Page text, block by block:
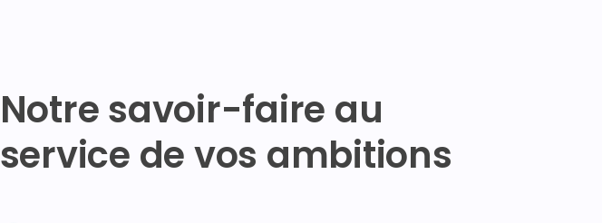
Notre savoir-faire au
service de vos ambitions